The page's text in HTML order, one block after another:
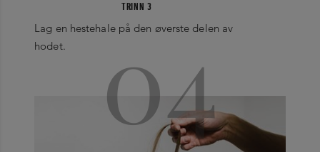
TRINN 3
Lag en hestehale på den øverste delen av
hodet.
04